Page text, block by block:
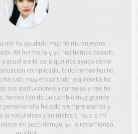
me ha ayudado muchísimo en estos
Mi hermana y yo nos hemos pasado
acudí a ella para que nos ayuda cómo
complicada, todo hemos hecho
sido muy eficaz todo lo q Amelia ha
sus instrucciones y consejos y nos ha
hemos tenido un cambio muy grande
personal ella ha sido siempre atenta y
la naturaleza y animales q hace q mi
en poco tiempo, yo la recomiendo